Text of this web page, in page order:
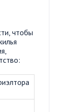
чтобы